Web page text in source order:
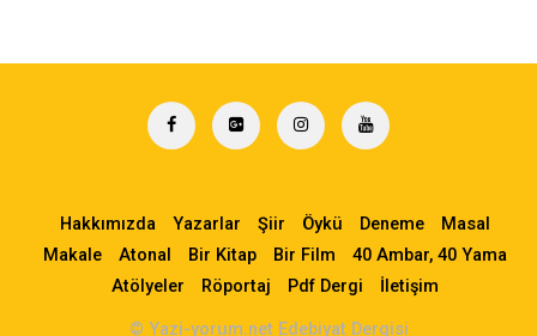
Hakkımızda Yazarlar Şiir Öykü Deneme
Masal
Makale
Atonal Bir Kitap Bir Film
40 Ambar, 40 Yama
Atölyeler
Röportaj Pdf Dergi İletişim
© Yazi-yorum.net Edebiyat Dergisi